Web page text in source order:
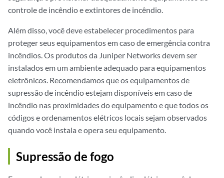
controle de incêndio e extintores de incêndio.
Além disso, você deve estabelecer procedimentos para
proteger seus equipamentos em caso de emergência contra
incêndios. Os produtos da Juniper Networks devem ser
instalados em um ambiente adequado para equipamentos
eletrônicos. Recomendamos que os equipamentos de
supressão de incêndio estejam disponíveis em caso de
incêndio nas proximidades do equipamento e que todos os
códigos e ordenamentos elétricos locais sejam observados
quando você instala e opera seu equipamento.
Supressão de fogo